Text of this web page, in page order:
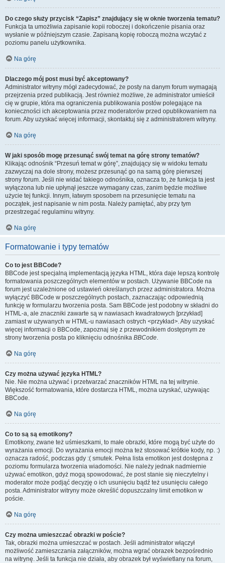
Do czego służy przycisk “Zapisz” znajdujący się w oknie tworzenia tematu?
Funkcja ta umożliwia zapisanie kopii roboczej i dokończenie pisania oraz
wysłanie w późniejszym czasie. Zapisaną kopię roboczą można wczytać z
poziomu panelu użytkownika.
Na górę
Dlaczego mój post musi być akceptowany?
Administrator witryny mógł zadecydować, że posty na danym forum wymagają
przejrzenia przed publikacją. Jest również możliwe, że administrator umieścił
cię w grupie, która ma ograniczenia publikowania postów polegające na
konieczności ich akceptowania przez moderatorów przed opublikowaniem na
forum. Aby uzyskać więcej informacji, skontaktuj się z administratorem witryny.
Na górę
W jaki sposób mogę przesunąć swój temat na górę strony tematów?
Klikając odnośnik “Przesuń temat w górę”, znajdujący się w widoku tematu
zazwyczaj na dole strony, możesz przesunąć go na samą górę pierwszej
strony forum. Jeśli nie widać takiego odnośnika, oznacza to, że funkcja ta jest
wyłączona lub nie upłynął jeszcze wymagany czas, zanim będzie możliwe
użycie tej funkcji. Innym, łatwym sposobem na przesunięcie tematu na
początek, jest napisanie w nim posta. Należy pamiętać, aby przy tym
przestrzegać regulaminu witryny.
Na górę
Formatowanie i typy tematów
Co to jest BBCode?
BBCode jest specjalną implementacją języka HTML, która daje lepszą kontrolę
formatowania poszczególnych elementów w postach. Używanie BBCode na
forum jest uzależnione od ustawień określanych przez administratora. Można
wyłączyć BBCode w poszczególnych postach, zaznaczając odpowiednią
funkcję w formularzu tworzenia posta. Sam BBCode jest podobny w składni do
HTML-a, ale znaczniki zawarte są w nawiasach kwadratowych [przykład]
zamiast w używanych w HTML-u nawiasach ostrych <przykład>. Aby uzyskać
więcej informacji o BBCode, zapoznaj się z przewodnikiem dostępnym ze
strony tworzenia posta po kliknięciu odnośnika BBCode.
Na górę
Czy można używać języka HTML?
Nie. Nie można używać i przetwarzać znaczników HTML na tej witrynie.
Większość formatowania, które dostarcza HTML, można uzyskać, używając
BBCode.
Na górę
Co to są są emotikony?
Emotikony, zwane też uśmieszkami, to małe obrazki, które mogą być użyte do
wyrażania emocji. Do wyrażania emocji można też stosować krótkie kody, np. :)
oznacza radość, podczas gdy :( smutek. Pełna lista emotikon jest dostępna z
poziomu formularza tworzenia wiadomości. Nie należy jednak nadmiernie
używać emotikon, gdyż mogą spowodować, że post stanie się nieczytelny i
moderator może podjąć decyzję o ich usunięciu bądź też usunięciu całego
posta. Administrator witryny może określić dopuszczalny limit emotikon w
poście.
Na górę
Czy można umieszczać obrazki w poście?
Tak, obrazki można umieszczać w postach. Jeśli administrator włączył
możliwość zamieszczania załączników, można wgrać obrazek bezpośrednio
na witrynę. Jeśli ta funkcja nie działa, aby obrazek był wyświetlany na forum,